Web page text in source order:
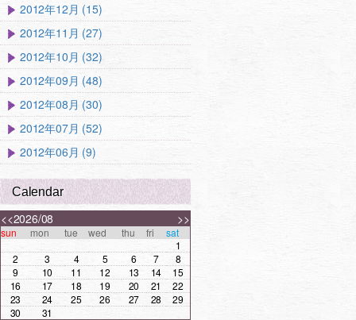
2012年12月 (15)
2012年11月 (27)
2012年10月 (32)
2012年09月 (48)
2012年08月 (30)
2012年07月 (52)
2012年06月 (9)
Calendar
<< >>
2026/08
sun mon tue wed thu fri
sat
1
2
3 4 5 6 7
8
9
10 11 12 13 14
15
16
17 18 19 20 21
22
23
24 25 26 27 28
29
30
31